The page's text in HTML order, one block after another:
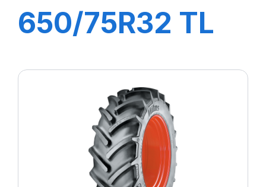
650/75R32 TL